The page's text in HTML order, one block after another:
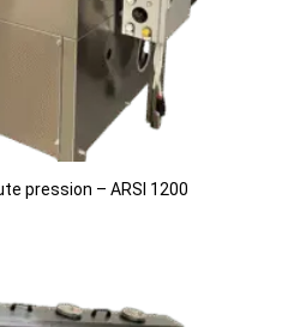
pression – ARSI 1200